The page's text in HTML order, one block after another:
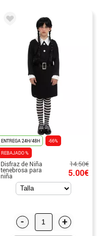
ENTREGA 24H/48H
-66%
REBAJADO %
Disfraz de Niña
tenebrosa para
niña
14.50€
5.00€
- +